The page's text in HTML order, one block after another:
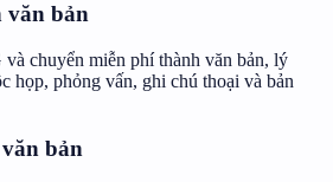
văn bản
chuyển miễn phí thành văn bản, lý
họp, phỏng vấn, ghi chú thoại và bản
bản